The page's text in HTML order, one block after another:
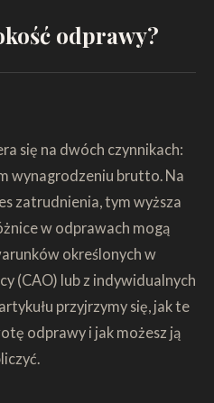
odprawy?
się na dwóch czynnikach:
wynagrodzeniu brutto. Na
zatrudnienia, tym wyższa
w odprawach mogą
określonych w
(CAO) lub z indywidualnych
przyjrzymy się, jak te
odprawy i jak możesz ją